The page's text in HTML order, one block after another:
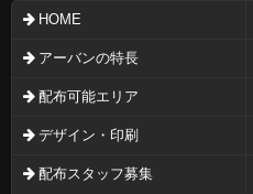
HOME
アーバンの特長
配布可能エリア
デザイン・印刷
配布スタッフ募集